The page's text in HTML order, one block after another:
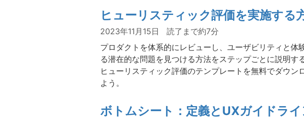
ヒューリスティック評価を実施する
2023年11月15日
読了まで約7分
プロダクトを体系的にレビューし、ユーザビリティと体
る潜在的な問題を見つける方法をステップごとに説明する
ヒューリスティック評価のテンプレートを無料でダウン
よう。
ボトムシート：定義とUXガイドライ